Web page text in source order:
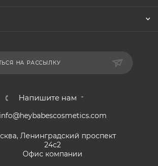
НА РАССЫЛКУ
Напишите нам
info@heybabescosmetics.com
Ленинградский проспект
24с2
Офис компании